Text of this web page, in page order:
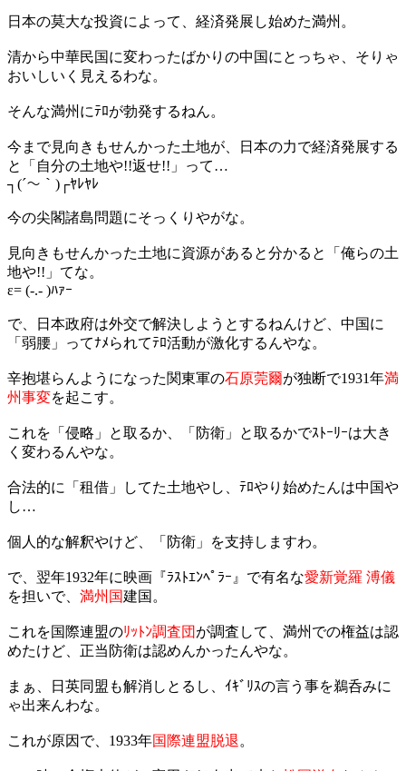
日本の莫大な投資によって、経済発展し始めた満州。
清から中華民国に変わったばかりの中国にとっちゃ、そりゃ
おいしいく見えるわな。
そんな満州にﾃﾛが勃発するねん。
今まで見向きもせんかった土地が、日本の力で経済発展する
と「自分の土地や!!返せ!!」って…
┐(´～｀)┌ﾔﾚﾔﾚ
今の尖閣諸島問題にそっくりやがな。
見向きもせんかった土地に資源があると分かると「俺らの土
地や!!」てな。
ε= (-.- )ﾊｧｰ
で、日本政府は外交で解決しようとするねんけど、中国に
「弱腰」ってﾅﾒられてﾃﾛ活動が激化するんやな。
辛抱堪らんようになった関東軍の石原莞爾が独断で1931年満
州事変を起こす。
これを「侵略」と取るか、「防衛」と取るかでｽﾄｰﾘｰは大き
く変わるんやな。
合法的に「租借」してた土地やし、ﾃﾛやり始めたんは中国や
し…
個人的な解釈やけど、「防衛」を支持しますわ。
で、翌年1932年に映画『ﾗｽﾄｴﾝﾍﾟﾗｰ』で有名な愛新覚羅 溥儀
を担いで、 満州国建国。
これを国際連盟のﾘｯﾄﾝ調査団 が調査して、満州での権益は認
めたけど、正当防衛は認めんかったんやな。
まぁ、日英同盟も解消しとるし、ｲｷﾞﾘｽの言う事を鵜呑みに
ゃ出来んわな。
これが原因で、1933年国際連盟脱退 。